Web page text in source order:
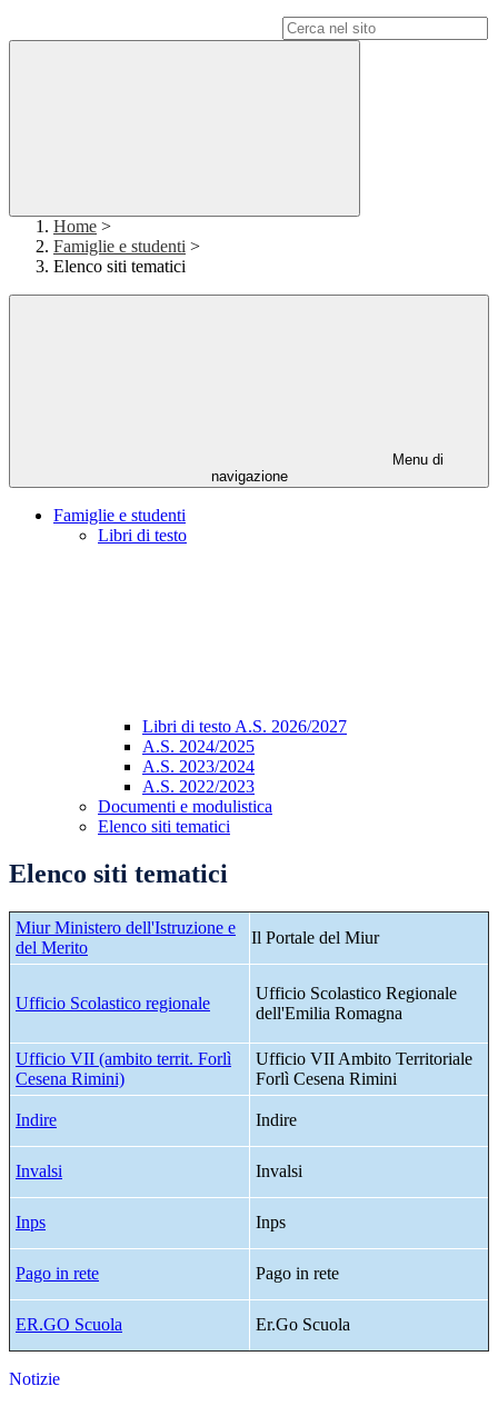
Home >
Famiglie e studenti >
Elenco siti tematici
Menu di
navigazione
Famiglie e studenti
Libri di testo
Libri di testo A.S. 2026/2027
A.S. 2024/2025
A.S. 2023/2024
A.S. 2022/2023
Documenti e modulistica
Elenco siti tematici
Elenco siti tematici
Miur Ministero dell'Istruzione e
del Merito
Il Portale del Miur
Ufficio Scolastico regionale
Ufficio Scolastico Regionale
dell'Emilia Romagna
Ufficio VII (ambito territ. Forlì
Cesena Rimini)
Ufficio VII Ambito Territoriale
Forlì Cesena Rimini
Indire Indire
Invalsi Invalsi
Inps Inps
Pago in rete Pago in rete
ER.GO Scuola Er.Go Scuola
Notizie